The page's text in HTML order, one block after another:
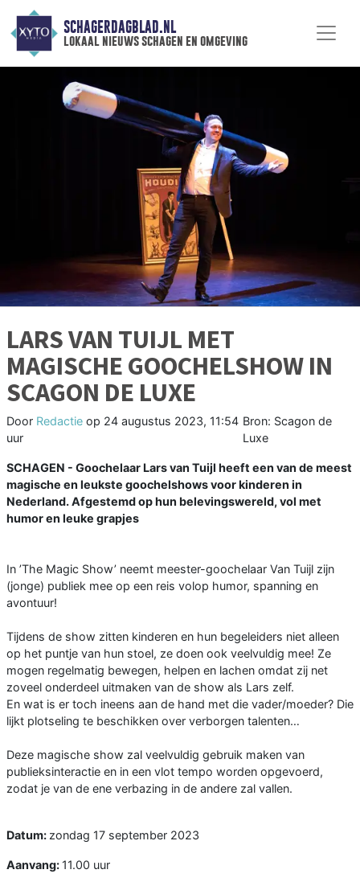
SCHAGERDAGBLAD.NL
lokaal nieuws schagen en omgeving
LARS VAN TUIJL MET
MAGISCHE GOOCHELSHOW IN
SCAGON DE LUXE
Door Redactie op 24 augustus 2023, 11:54
uur
Bron: Scagon de
Luxe
SCHAGEN - Goochelaar Lars van Tuijl heeft een van de meest
magische en leukste goochelshows voor kinderen in
Nederland. Afgestemd op hun belevingswereld, vol met
humor en leuke grapjes
In ’The Magic Show’ neemt meester-goochelaar Van Tuijl zijn
(jonge) publiek mee op een reis volop humor, spanning en
avontuur!
Tijdens de show zitten kinderen en hun begeleiders niet alleen
op het puntje van hun stoel, ze doen ook veelvuldig mee! Ze
mogen regelmatig bewegen, helpen en lachen omdat zij net
zoveel onderdeel uitmaken van de show als Lars zelf.
En wat is er toch ineens aan de hand met die vader/moeder? Die
lijkt plotseling te beschikken over verborgen talenten…
Deze magische show zal veelvuldig gebruik maken van
publieksinteractie en in een vlot tempo worden opgevoerd,
zodat je van de ene verbazing in de andere zal vallen.
Datum: zondag 17 september 2023
Aanvang: 11.00 uur